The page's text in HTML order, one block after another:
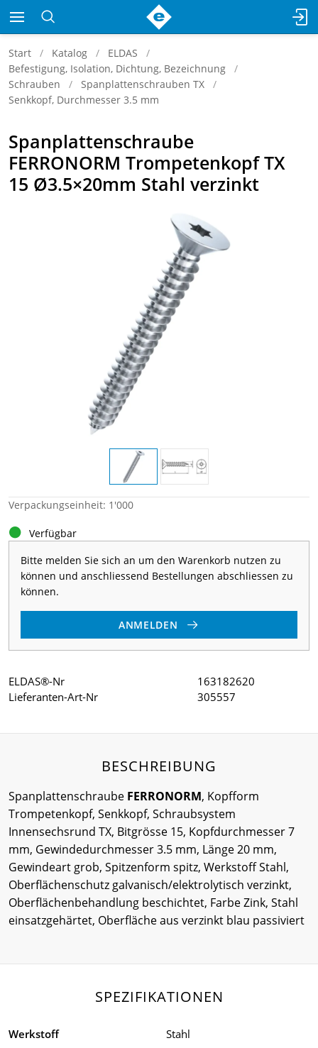
Start Katalog
ELDAS
Befestigung, Isolation, Dichtung, Bezeichnung
Schrauben
Spanplattenschrauben TX
Senkkopf, Durchmesser 3.5 mm
Spanplattenschraube
FERRONORM Trompetenkopf TX
15 Ø3.5×20mm Stahl verzinkt
Verpackungseinheit: 1'000
Verfügbar
Bitte melden Sie sich an um den Warenkorb nutzen zu
können und anschliessend Bestellungen abschliessen zu
können.
ANMELDEN
ELDAS®-Nr
163182620
Lieferanten-Art-Nr
305557
BESCHREIBUNG
Spanplattenschraube FERRONORM, Kopfform
Trompetenkopf, Senkkopf, Schraubsystem
Innensechsrund TX, Bitgrösse 15, Kopfdurchmesser 7
mm, Gewindedurchmesser 3.5 mm, Länge 20 mm,
Gewindeart grob, Spitzenform spitz, Werkstoff Stahl,
Oberflächenschutz galvanisch/elektrolytisch verzinkt,
Oberflächenbehandlung beschichtet, Farbe Zink, Stahl
einsatzgehärtet, Oberfläche aus verzinkt blau passiviert
SPEZIFIKATIONEN
Werkstoff Stahl